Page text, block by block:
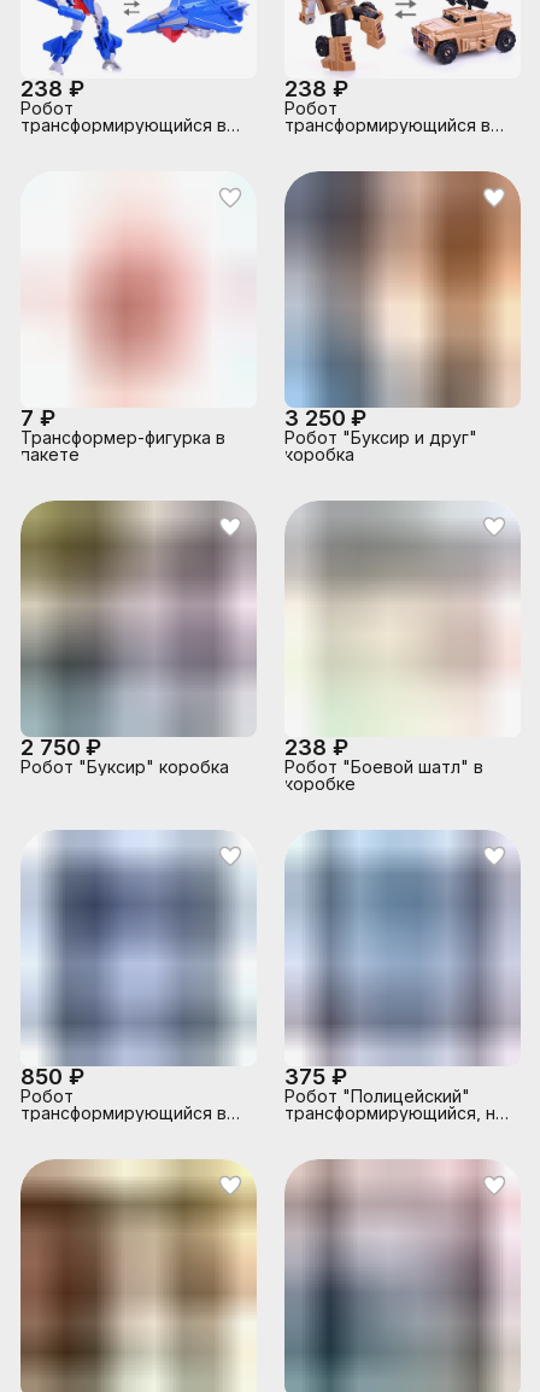
238 ₽
Робот
трансформирующийся в
238 ₽
Робот
трансформирующийся в
7 ₽
Трансформер-фигурка в
пакете
3 250 ₽
Робот "Буксир и друг"
коробка
2 750 ₽
Робот "Буксир" коробка
238 ₽
Робот "Боевой шатл" в
коробке
850 ₽
Робот
трансформирующийся в
375 ₽
Робот "Полицейский"
трансформирующийся, на